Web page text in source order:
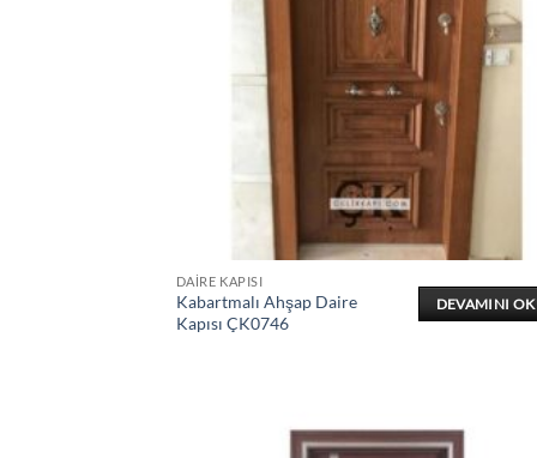
DAIRE KAPISI
Kabartmalı Ahşap Daire
Kapısı ÇK0746
DEVAMINI